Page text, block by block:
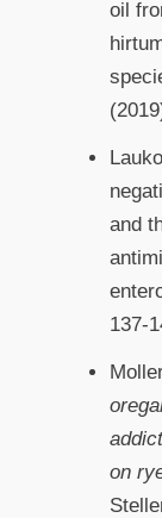
oil
and
137-
on